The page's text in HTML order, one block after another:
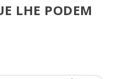
LHE PODEM